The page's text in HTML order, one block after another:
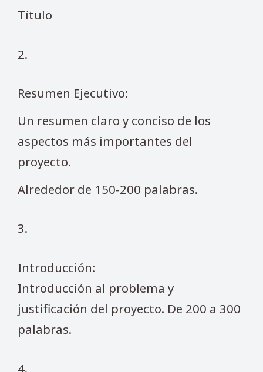
Título
2.
Resumen Ejecutivo:
Un resumen claro y conciso de los
aspectos más importantes del
proyecto.
Alrededor de 150-200 palabras.
3.
Introducción:
Introducción al problema y
justificación del proyecto. De 200 a 300
palabras.
4.